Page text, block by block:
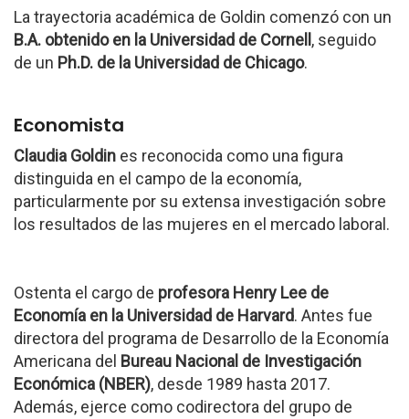
La trayectoria académica de Goldin comenzó con un
B.A. obtenido en la Universidad de Cornell , seguido
de un Ph.D. de la Universidad de Chicago.
Economista
Claudia Goldin es reconocida como una figura
distinguida en el campo de la economía,
particularmente por su extensa investigación sobre
los resultados de las mujeres en el mercado laboral.
Ostenta el cargo de profesora Henry Lee de
Economía en la Universidad de Harvard. Antes fue
directora del programa de Desarrollo de la Economía
Americana del Bureau Nacional de Investigación
Económica (NBER), desde 1989 hasta 2017.
Además, ejerce como codirectora del grupo de